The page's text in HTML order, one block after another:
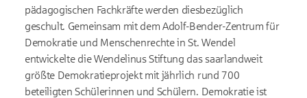
pädagogischen Fachkräfte werden diesbezüglich
geschult. Gemeinsam mit dem Adolf-Bender-Zentrum für
Demokratie und Menschenrechte in St. Wendel
entwickelte die Wendelinus Stiftung das saarlandweit
größte Demokratieprojekt mit jährlich rund 700
beteiligten Schülerinnen und Schülern. Demokratie ist